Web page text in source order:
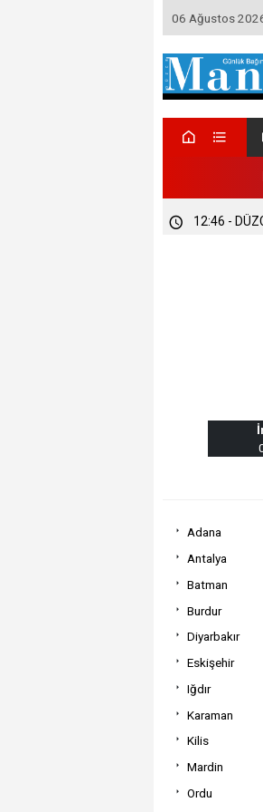
06 Ağustos
12:46 -
Adana
Antalya
Batman
Burdur
Diyarbakır
Eskişehir
Iğdır
Karaman
Kilis
Mardin
Ordu